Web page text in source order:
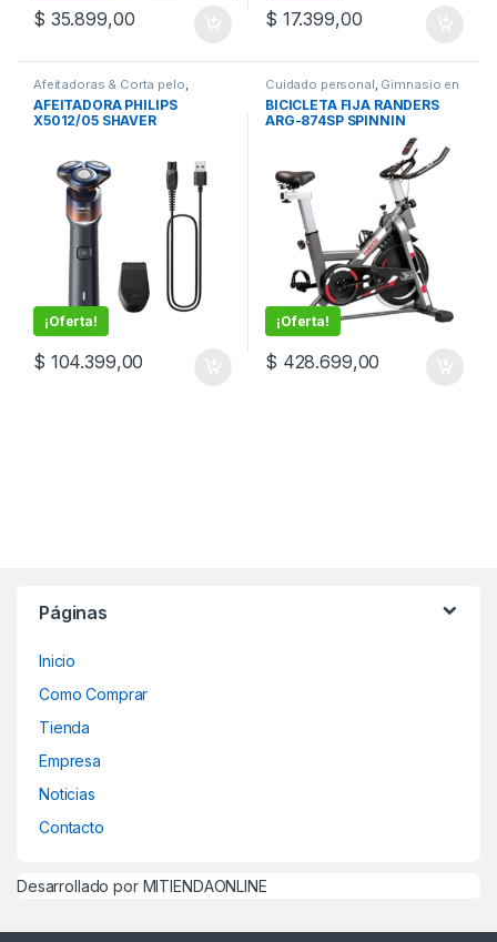
$ 35.899,00 $ 17.399,00
Afeitadoras & Corta pelo,
Cuidado personal
AFEITADORA PHILIPS
X5012/05 SHAVER
¡Oferta!
$ 104.399,00
Cuidado personal, Gimnasio en
casa
BICICLETA FIJA RANDERS
ARG-874SP SPINNIN
¡Oferta!
$ 428.699,00
Páginas
Inicio
Como Comprar
Tienda
Empresa
Noticias
Contacto
Desarrollado por MITIENDAONLINE